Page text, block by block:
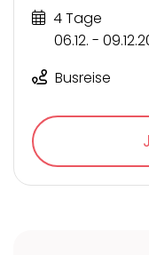
4 Tage
06.12. -
Busreise